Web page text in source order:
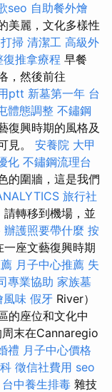
seo 自助餐外燴
美麗，文化多樣性
掃 清潔工 高級外
復推拿療程 早餐
，然後前往
ptt 新墓第一年 台
體態調整 不鏽鋼
復興時期的風格及
見。 安養院 大甲
化 不鏽鋼流理台
的圍牆，這是我們
旅行社
轉移到機場，並
辦護照要帶什麼 按
座文藝復興時期
月子中心推薦 失
專業協助 家族墓
風味 假牙 River）
的座位和文化中
末在Cannaregio
禮 月子中心價格
徵信社費用 seo
台中養生排毒 雜技